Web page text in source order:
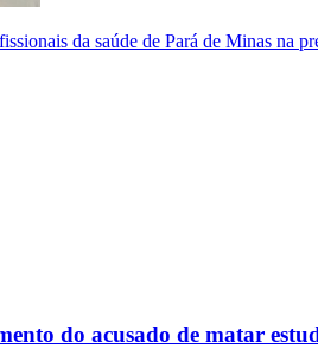
da saúde de Pará de Minas na
do acusado de matar